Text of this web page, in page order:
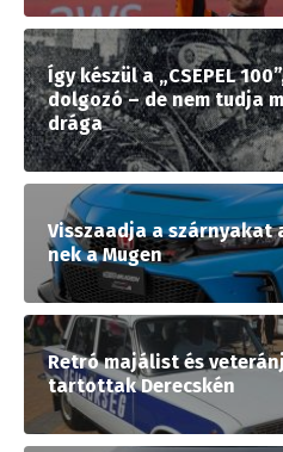
Így készül a „CSEPEL
dolgozó – de nem tudja
drága
Visszaadja a szárnyakat
nek a Mugen
Retró majálist és
tartottak Derecskén